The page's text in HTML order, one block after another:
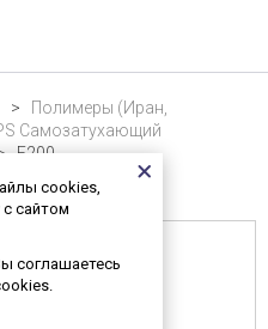
cookies,
сайтом
соглашаетесь
>
Полимеры (Иран,
Самозатухающий
F200